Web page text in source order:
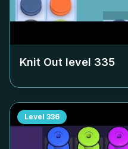
Knit Out level 335
Level 336